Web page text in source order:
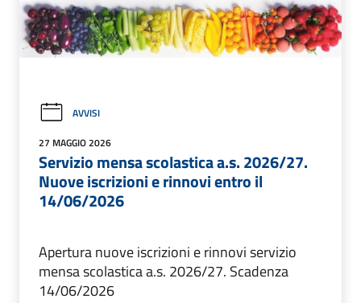
AVVISI
27 MAGGIO 2026
Servizio mensa scolastica a.s. 2026/27.
Nuove iscrizioni e rinnovi entro il
14/06/2026
Apertura nuove iscrizioni e rinnovi servizio
mensa scolastica a.s. 2026/27. Scadenza
14/06/2026